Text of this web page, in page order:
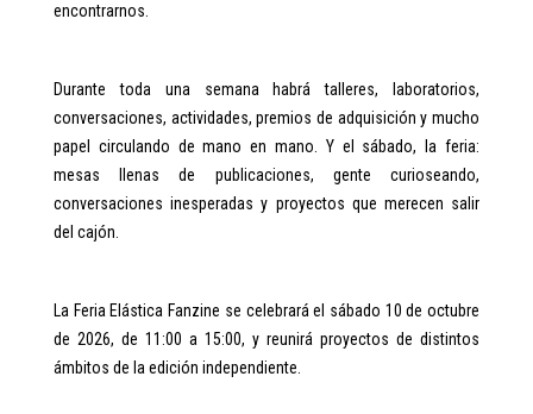
encontrarnos.
Durante toda una semana habrá talleres, laboratorios,
conversaciones, actividades, premios de adquisición y mucho
papel circulando de mano en mano. Y el sábado, la feria:
mesas llenas de publicaciones, gente curioseando,
conversaciones inesperadas y proyectos que merecen salir
del cajón.
La Feria Elástica Fanzine se celebrará el sábado 10 de octubre
de 2026, de 11:00 a 15:00, y reunirá proyectos de distintos
ámbitos de la edición independiente.